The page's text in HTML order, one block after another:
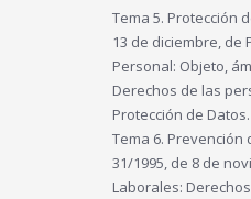
Tema 5. Protección
13 de diciembre, de
Personal: Objeto,
Derechos de las
Protección de Datos.
Tema 6. Prevención
31/1995, de 8 de
Laborales: